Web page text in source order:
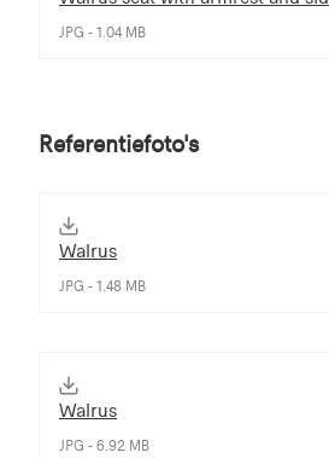
JPG - 1.04 MB
Referentiefoto's
Walrus
JPG - 1.48 MB
Walrus
JPG - 6.92 MB